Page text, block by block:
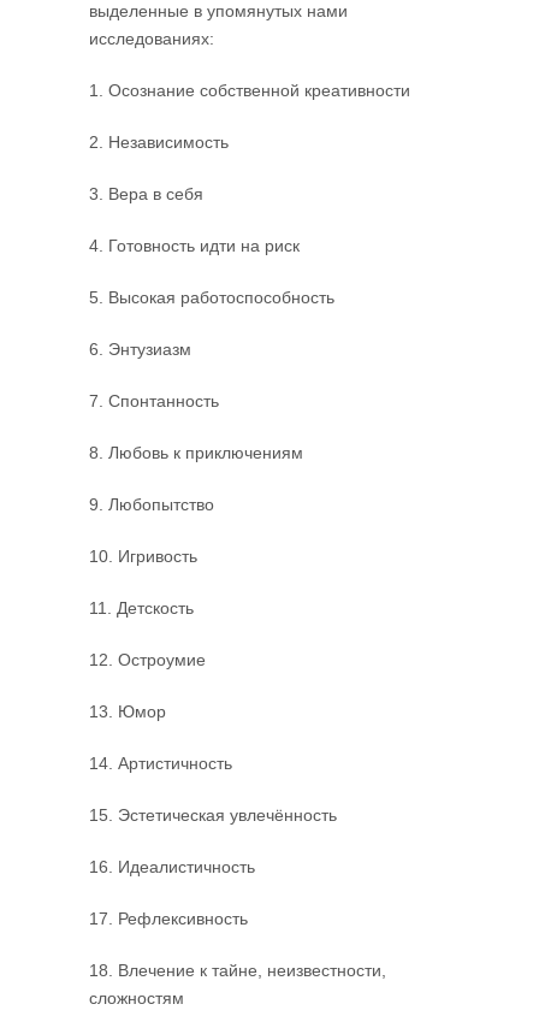
выделенные в упомянутых нами
исследованиях:
1. Осознание собственной креативности
2. Независимость
3. Вера в себя
4. Готовность идти на риск
5. Высокая работоспособность
6. Энтузиазм
7. Спонтанность
8. Любовь к приключениям
9. Любопытство
10. Игривость
11. Детскость
12. Остроумие
13. Юмор
14. Артистичность
15. Эстетическая увлечённость
16. Идеалистичность
17. Рефлексивность
18. Влечение к тайне, неизвестности,
сложностям